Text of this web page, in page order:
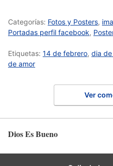
Categorías: Fotos y Posters,
Portadas perfil facebook,
Etiquetas: 14 de febrero, dia
de amor
Ver
Dios Es Bueno